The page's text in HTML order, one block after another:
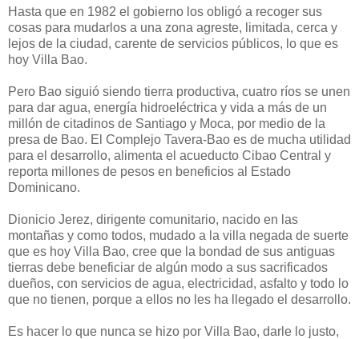
Hasta que en 1982 el gobierno los obligó a recoger sus
cosas para mudarlos a una zona agreste, limitada, cerca y
lejos de la ciudad, carente de servicios públicos, lo que es
hoy Villa Bao.
Pero Bao siguió siendo tierra productiva, cuatro ríos se unen
para dar agua, energía hidroeléctrica y vida a más de un
millón de citadinos de Santiago y Moca, por medio de la
presa de Bao. El Complejo Tavera-Bao es de mucha utilidad
para el desarrollo, alimenta el acueducto Cibao Central y
reporta millones de pesos en beneficios al Estado
Dominicano.
Dionicio Jerez, dirigente comunitario, nacido en las
montañas y como todos, mudado a la villa negada de suerte
que es hoy Villa Bao, cree que la bondad de sus antiguas
tierras debe beneficiar de algún modo a sus sacrificados
dueños, con servicios de agua, electricidad, asfalto y todo lo
que no tienen, porque a ellos no les ha llegado el desarrollo.
Es hacer lo que nunca se hizo por Villa Bao, darle lo justo,